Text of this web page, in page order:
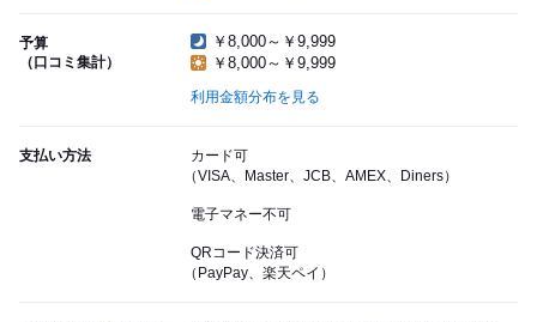
予算
（口コミ集計）
￥8,000～￥9,999
￥8,000～￥9,999
利用金額分布を見る
支払い方法
カード可
（VISA、Master、JCB、AMEX、Diners）
電子マネー不可
QRコード決済可
（PayPay、楽天ペイ）